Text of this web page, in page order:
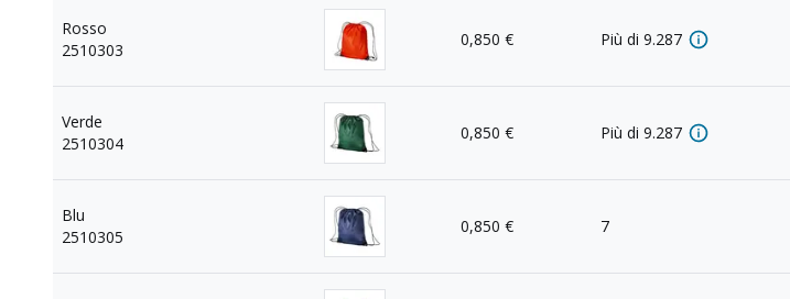
Rosso
2510303
0,850 € Più di 9.287
Verde
2510304
0,850 € Più di 9.287
Blu
2510305
0,850 € 7